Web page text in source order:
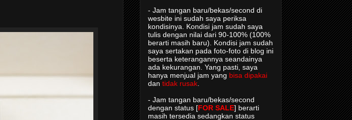
- Jam tangan baru/bekas/second di
wesbite ini sudah saya periksa
kondisinya. Kondisi jam sudah saya
tulis dengan nilai dari 90-100% (100%
berarti masih baru). Kondisi jam sudah
saya sertakan pada foto-foto di blog ini
beserta keterangannya seandainya
ada kekurangan. Yang pasti, saya
hanya menjual jam yang bisa dipakai
dan tidak rusak
- Jam tangan baru/bekas/second
dengan status [FOR SALE] berarti
masih tersedia sedangkan status